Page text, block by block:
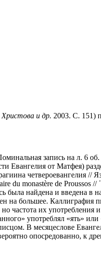
Христова и др. 2003. С. 151)
запись на л. 6 об.
Евангелия от Матфея)
четвероевангелия //
du monastère de Proussos //
была найдена и введена в
на большее. Каллиграфия
частота их употребления
употреблял «ять» или
В месяцеслове
опосредованно, к